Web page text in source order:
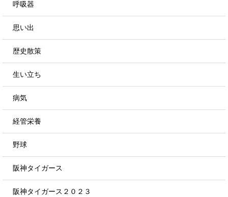
呼吸器
思い出
歴史散策
生い立ち
病気
経管栄養
野球
阪神タイガース
阪神タイガース２０２３